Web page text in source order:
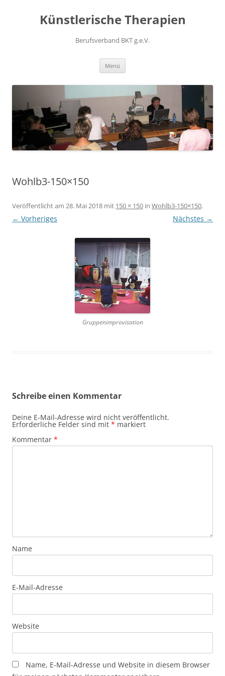
springenKünstlerische Therapien
Berufsverband BKT g.e.V.
Menü
Wohlb3-150×150
Veröffentlicht am 28. Mai 2018 mit 150 × 150 in Wohlb3-150×150.
← Vorheriges Nächstes →
Gruppenimprovisation
Schreibe einen Kommentar
Deine E-Mail-Adresse wird nicht veröffentlicht.
Erforderliche Felder sind mit * markiert
Kommentar *
Name
E-Mail-Adresse
Website
Name, E-Mail-Adresse und Website in diesem Browser